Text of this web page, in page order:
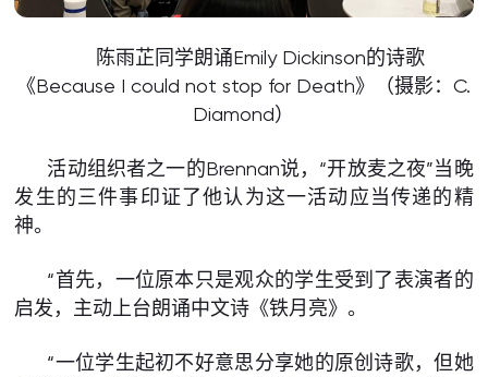
陈雨芷同学朗诵Emily Dickinson的诗歌
《Because I could not stop for Death》（摄影：C.
Diamond）
活动组织者之一的Brennan说，“开放麦之夜”当晚
发生的三件事印证了他认为这一活动应当传递的精
神。
“首先，一位原本只是观众的学生受到了表演者的
启发，主动上台朗诵中文诗《铁月亮》。
“一位学生起初不好意思分享她的原创诗歌，但她